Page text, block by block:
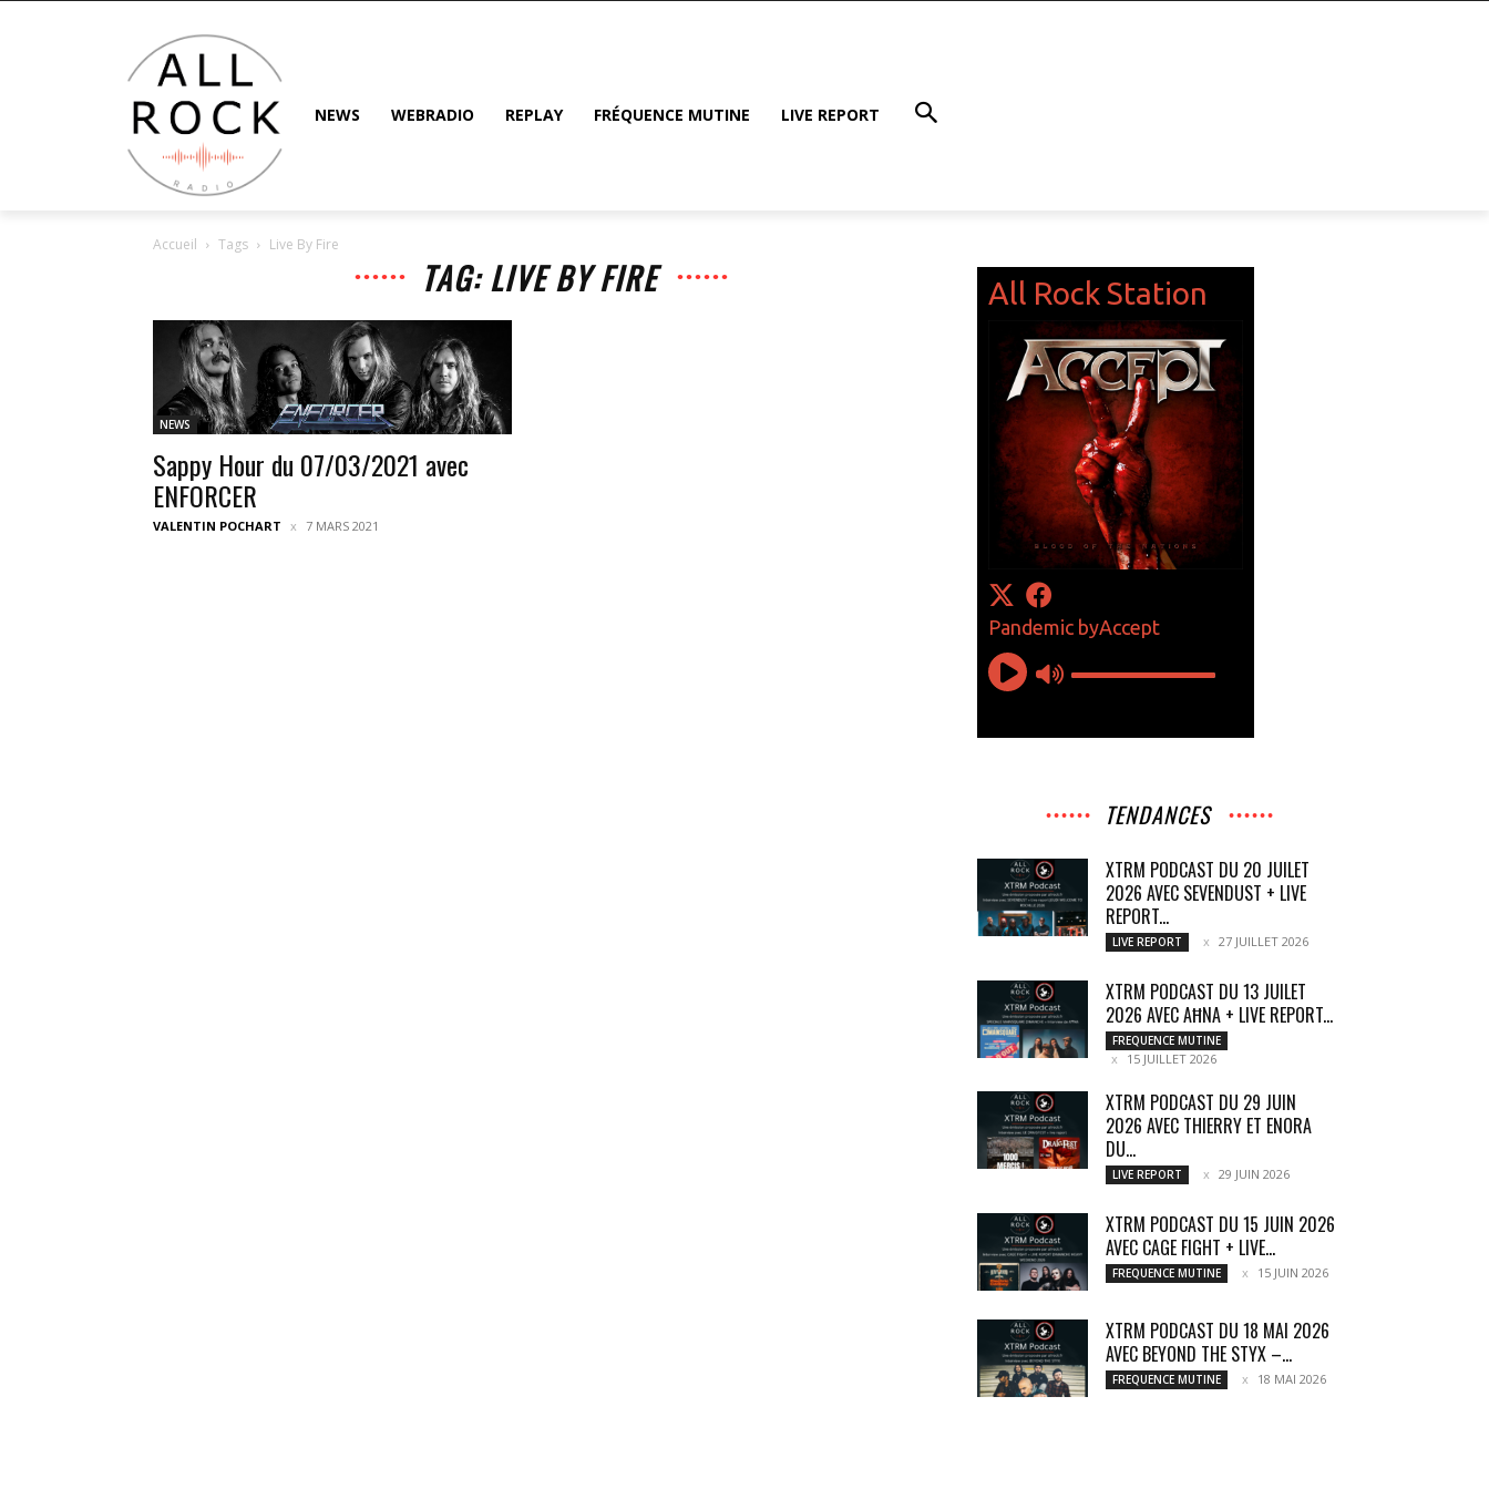
NEWS WEBRADIO REPLAY FRÉQUENCE MUTINE LIVE REPORT
Accueil Tags Live By Fire
TAG: LIVE BY FIRE
NEWS
Sappy Hour du 07/03/2021 avec
ENFORCER
VALENTIN POCHART 7 MARS 2021
TENDANCES
XTRM PODCAST DU 20 JUILET
2026 AVEC SEVENDUST + LIVE
REPORT...
LIVE REPORT 27 JUILLET 2026
XTRM PODCAST DU 13 JUILET
2026 AVEC AĦNA + LIVE REPORT...
FREQUENCE MUTINE
15 JUILLET 2026
XTRM PODCAST DU 29 JUIN
2026 AVEC THIERRY ET ENORA
DU...
LIVE REPORT 29 JUIN 2026
XTRM PODCAST DU 15 JUIN 2026
AVEC CAGE FIGHT + LIVE...
FREQUENCE MUTINE 15 JUIN 2026
XTRM PODCAST DU 18 MAI 2026
AVEC BEYOND THE STYX –...
FREQUENCE MUTINE 18 MAI 2026